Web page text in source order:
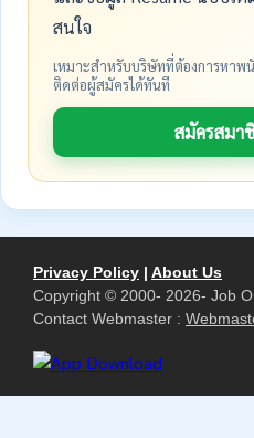
สนใจ
เหมาะสำหรับบริษัทที่ต้องการหาพ
ติดต่อผู้สมัครได้ทันที
สมัครสมา
Privacy Policy | About Us
Copyright © 2000- 2026- Job
Contact Webmaster :